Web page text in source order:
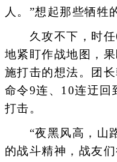
人。”想起那些牺牲
久攻不下，时任
地紧盯作战地图，
施打击的想法。团
命令9连、10连迂回
打击。
“夜黑风高，山路
的战斗精神，战友